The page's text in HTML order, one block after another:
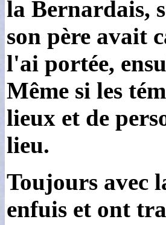
la Bernardais,
son père avait
l'ai portée,
Même si les
lieux et de
lieu.
Toujours avec
enfuis et ont